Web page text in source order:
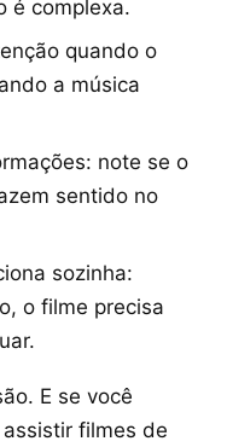
é complexa.
quando o
a música
note se o
sentido no
sozinha:
o filme precisa
E se você
filmes de